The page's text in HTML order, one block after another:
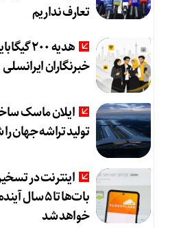
تعارف نداریم
هدیه ۲۰۰
خبرنگاران ایرانسلی
ایلان ماسک
تولید تراشه جهان
اینترنت در
بات‌ها تا ۵
خواهد شد